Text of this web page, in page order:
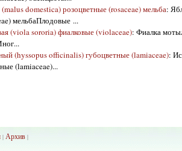
domestica) розоцветные (rosaceae) мельба:
мельбаПлодовые ...
(viola sororia) фиалковые (violaceae): Фиалка
(hyssopus officinalis) губоцветные (lamiaceae):
(lamiaceae)...
| Архив|